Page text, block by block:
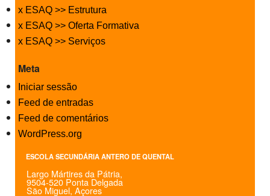
x ESAQ >> Estrutura
x ESAQ >> Oferta Formativa
x ESAQ >> Serviços
Meta
Iniciar sessão
Feed de entradas
Feed de comentários
WordPress.org
ESCOLA SECUNDÁRIA ANTERO DE QUENTAL
Largo Mártires da Pátria,
9504-520 Ponta Delgada
São Miguel, Açores